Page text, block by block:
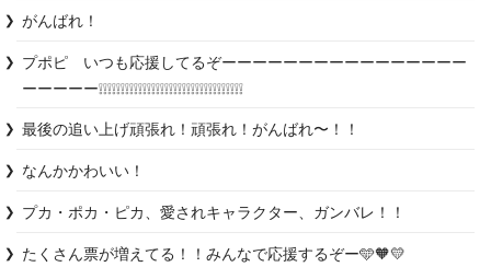
がんばれ！
プポピ　いつも応援してるぞーーーーーーーーーーーーーーーー
ーーーーー❕❕❕❕❕❕❕❕❕❕❕❕❕❕❕❕❕❕❕❕❕❕❕❕❕❕❕❕❕❕❕❕❕
最後の追い上げ頑張れ！頑張れ！がんばれ〜！！
なんかかわいい！
プカ・ポカ・ピカ、愛されキャラクター、ガンバレ！！
たくさん票が増えてる！！みんなで応援するぞー🩵🧡💛